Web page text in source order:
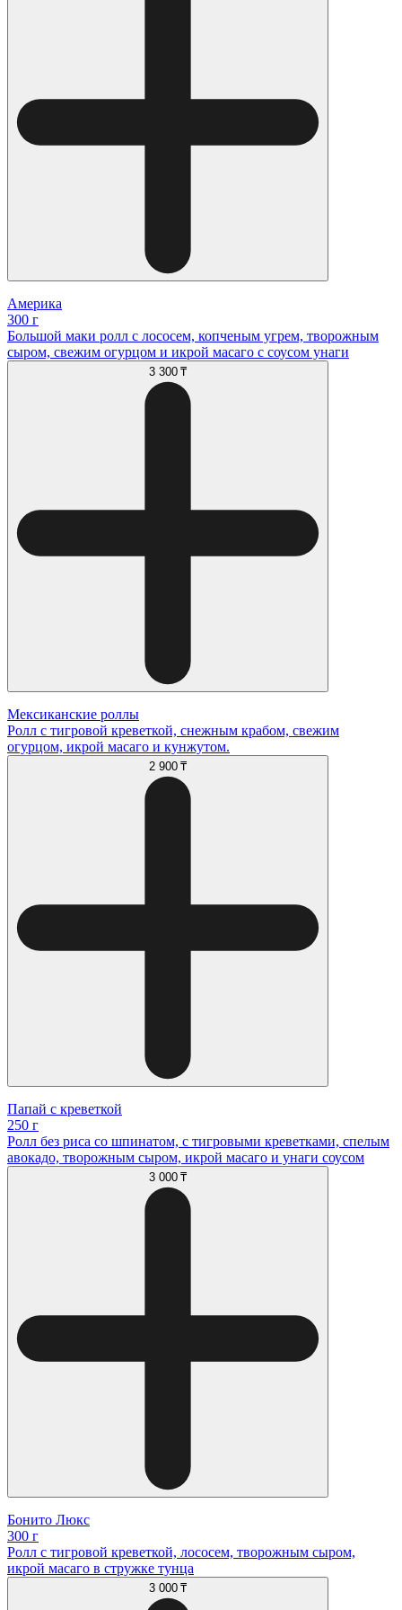
Америка
300 г
Большой маки ролл с лососем, копченым угрем, творожным
сыром, свежим огурцом и икрой масаго с соусом унаги
3 300 ₸
Мексиканские роллы
Ролл с тигровой креветкой, снежным крабом, свежим
огурцом, икрой масаго и кунжутом.
2 900 ₸
Папай с креветкой
250 г
Ролл без риса со шпинатом, с тигровыми креветками, спелым
авокадо, творожным сыром, икрой масаго и унаги соусом
3 000 ₸
Бонито Люкс
300 г
Ролл с тигровой креветкой, лососем, творожным сыром,
икрой масаго в стружке тунца
3 000 ₸